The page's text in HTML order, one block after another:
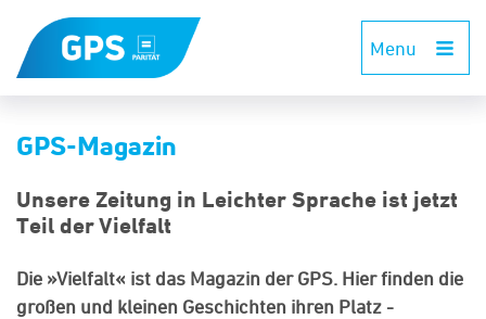
Menu
GPS-Magazin
Unsere Zeitung in Leichter Sprache ist jetzt
Teil der Vielfalt
Die »Vielfalt« ist das Magazin der GPS. Hier finden die
großen und kleinen Geschichten ihren Platz -